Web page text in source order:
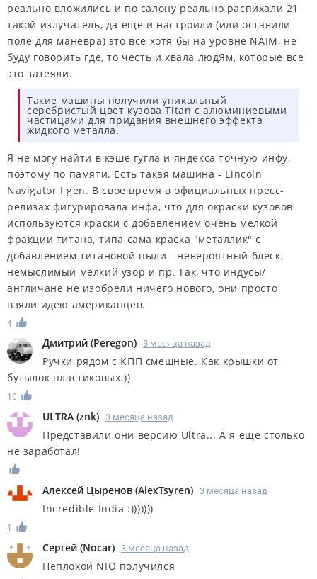
реально вложились и по салону реально распихали 21
такой излучатель, да еще и настроили (или оставили
поле для маневра) это все хотя бы на уровне NAIM, не
буду говорить где, то честь и хвала людЯм, которые все
это затеяли.
Такие машины получили уникальный
серебристый цвет кузова Titan с алюминиевыми
частицами для придания внешнего эффекта
жидкого металла.
Я не могу найти в кэше гугла и яндекса точную инфу,
поэтому по памяти. Есть такая машина - Lincoln
Navigator I gen. В свое время в официальных пресс-
релизах фигурировала инфа, что для окраски кузовов
используются краски с добавлением очень мелкой
фракции титана, типа сама краска "металлик" с
добавлением титановой пыли - невероятный блеск,
немыслимый мелкий узор и пр. Так, что индусы/
англичане не изобрели ничего нового, они просто
взяли идею американцев.
4
Дмитрий (Peregon) 3 месяца назад
Ручки рядом с КПП смешные. Как крышки от
бутылок пластиковых.))
10
ULTRA (znk) 3 месяца назад
Представили они версию Ultra... А я ещё столько
не заработал!
Алексей Цыренов (AlexTsyren) 3 месяца назад
Incredible India :)))))))
1
Сергей (Nocar) 3 месяца назад
Неплохой NIO получился